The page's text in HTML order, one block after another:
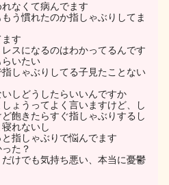
なくて病んでます
う慣れたのか指しゃぶりしてま
す
スになるのはわかってるんです
いたい
しゃぶりしてる子見たことない
しどうしたらいいんですか
ょうってよく言いますけど、し
飽きたらすぐ指しゃぶりするし
れないし
指しゃぶりで悩んでます
た？
けでも気持ち悪い、本当に憂鬱